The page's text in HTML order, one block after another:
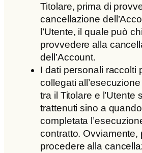
Titolare, prima di
cancellazione
l’Utente, il quale può
provvedere alla
dell’Account.
I dati personali raccolti
collegati
tra il Titolare e l’Utente
trattenuti sino a
completata
contratto. Ovviamente,
procedere alla